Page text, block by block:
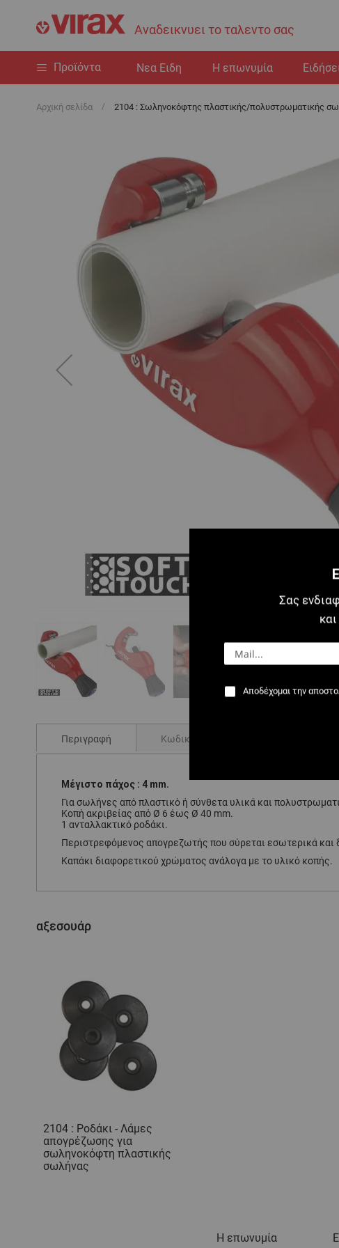
Αναδεικνυει το ταλεντο σας
Προϊόντα Nεα Ειδη Η επωνυμία
Αρχική σελίδα 2104 : Σωληνοκόφτης πλαστικής/πολυστρωματικής
στην
συλλογής
Περιγραφή
Μέγιστο πάχος : 4 mm.
Για σωλήνες από πλαστικό ή σύνθετα υλικά και
Κοπή ακριβείας από Ø 6 έως Ø 40 mm.
1 ανταλλακτικό ροδάκι.
Περιστρεφόμενος απογρεζωτής που σύρεται εσωτερικά και
Καπάκι διαφορετικού χρώματος ανάλογα με το υλικό κοπής.
Κωδικοί
αξεσουάρ
2104 : Ροδάκι - Λάμες
απογρέζωσης για
σωληνοκόφτη πλαστικής
σωλήνας
Η επωνυμία
Σας
Αποδέχομαι την